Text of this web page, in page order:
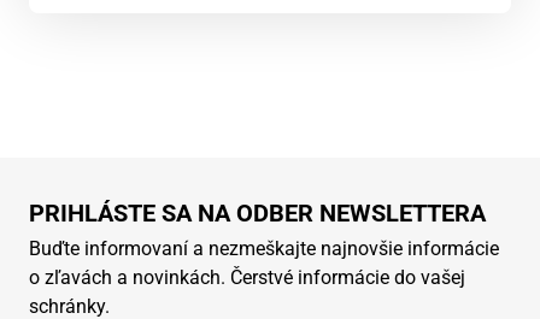
PRIHLÁSTE SA NA ODBER NEWSLETTERA
Buďte informovaní a nezmeškajte najnovšie informácie
o zľavách a novinkách. Čerstvé informácie do vašej
schránky.